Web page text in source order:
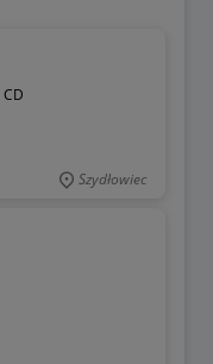
CD
Szydłowiec